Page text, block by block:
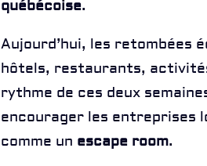
québécoise.
Aujourd’hui, les retombées
hôtels, restaurants,
rythme de ces deux
encourager les entreprises
comme un escape room.